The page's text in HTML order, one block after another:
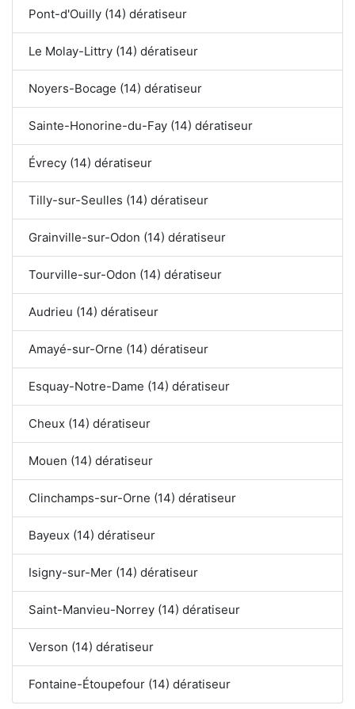
Pont-d'Ouilly (14) dératiseur
Le Molay-Littry (14) dératiseur
Noyers-Bocage (14) dératiseur
Sainte-Honorine-du-Fay (14) dératiseur
Évrecy (14) dératiseur
Tilly-sur-Seulles (14) dératiseur
Grainville-sur-Odon (14) dératiseur
Tourville-sur-Odon (14) dératiseur
Audrieu (14) dératiseur
Amayé-sur-Orne (14) dératiseur
Esquay-Notre-Dame (14) dératiseur
Cheux (14) dératiseur
Mouen (14) dératiseur
Clinchamps-sur-Orne (14) dératiseur
Bayeux (14) dératiseur
Isigny-sur-Mer (14) dératiseur
Saint-Manvieu-Norrey (14) dératiseur
Verson (14) dératiseur
Fontaine-Étoupefour (14) dératiseur